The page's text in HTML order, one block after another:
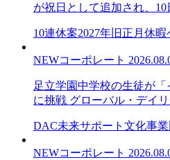
が祝日として追加され、
10連休案2027年旧正月休暇
NEWコーポレート
足立学園中学校の生徒が
に挑戦 グローバル・デイ
DAC未来サポート文化事業
NEWコーポレート